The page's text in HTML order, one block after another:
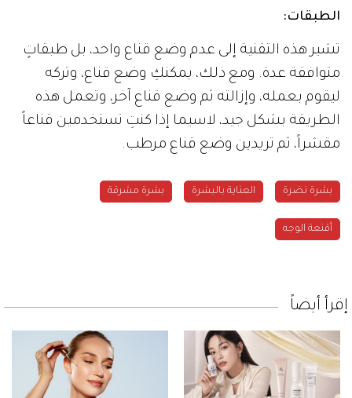
الطبقات:
تشير هذه التقنية إلى عدم وضع قناع واحد، بل طبقاتٍ
متوافقة عدة. ومع ذلك، يمكنكِ وضع قناع، وتركه
ليقوم بعمله، وإزالته ثم وضع قناع آخر، وتعمل هذه
الطريقة بشكل جيد، لاسيما إذا كنتِ تستخدمين قناعاً
مقشراً، ثم تريدين وضع قناع مرطب.
بشرة نضرة العناية بالبشرة بشرة مشرقة
أقنعة الوجه
إقرأ أيضاً